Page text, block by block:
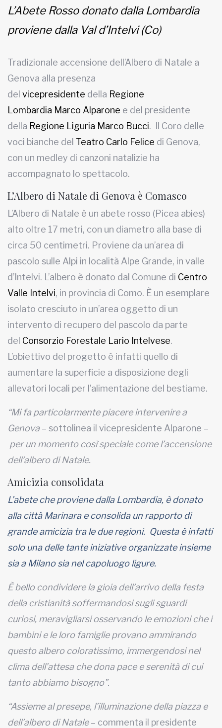
Informativa sulla privacy
L’Abete Rosso donato dalla Lombardia
proviene dalla Val d’Intelvi (Co)
Tradizionale accensione dell’Albero di Natale a
Genova alla presenza
del vicepresidente della Regione
Lombardia Marco Alparone e del presidente
della Regione Liguria Marco Bucci. Il Coro delle
voci bianche del Teatro Carlo Felice di Genova,
con un medley di canzoni natalizie ha
accompagnato lo spettacolo.
L’Albero di Natale di Genova è Comasco
L’Albero di Natale è un abete rosso (Picea abies)
alto oltre 17 metri, con un diametro alla base di
circa 50 centimetri. Proviene da un’area di
pascolo sulle Alpi in località Alpe Grande, in valle
d’Intelvi. L’albero è donato dal Comune di Centro
Valle Intelvi, in provincia di Como. È un esemplare
isolato cresciuto in un’area oggetto di un
intervento di recupero del pascolo da parte
del Consorzio Forestale Lario Intelvese.
L’obiettivo del progetto è infatti quello di
aumentare la superficie a disposizione degli
allevatori locali per l’alimentazione del bestiame.
“Mi fa particolarmente piacere intervenire a
Genova– sottolinea il vicepresidente Alparone –
per un momento così speciale come l’accensione
dell’albero di Natale.
Amicizia consolidata
L’abete che proviene dalla Lombardia, è donato
alla città Marinara e consolida un rapporto di
grande amicizia tra le due regioni. Questa è infatti
solo una delle tante iniziative organizzate insieme
sia a Milano sia nel capoluogo ligure.
È bello condividere la gioia dell’arrivo della festa
della cristianità soffermandosi sugli sguardi
curiosi, meravigliarsi osservando le emozioni che i
bambini e le loro famiglie provano ammirando
questo albero coloratissimo, immergendosi nel
clima dell’attesa che dona pace e serenità di cui
tanto abbiamo bisogno”.
“Assieme al presepe, l’illuminazione della piazza e
dell’albero di Natale– commenta il presidente